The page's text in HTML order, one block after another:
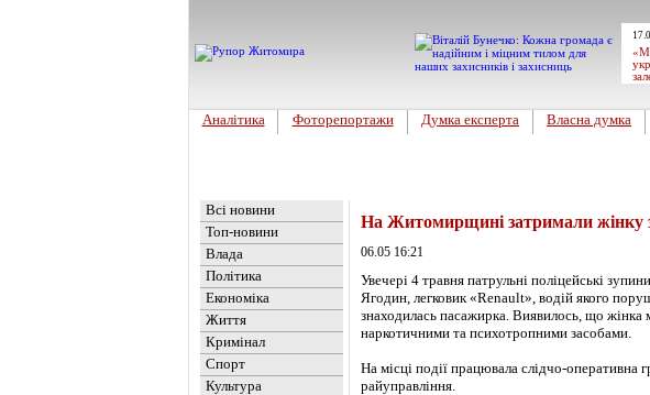
Аналітика Фоторепортажи Думка експерта Власна думка
Всі новини
Топ-новини
Влада
Політика
Економіка
Життя
Кримінал
Спорт
Культура
На Житомирщині затримали жінку
06.05 16:21
Увечері 4 травня патрульні поліцейські
Ягодин, легковик «Renault», водій якого
знаходилась пасажирка. Виявилось, що жінка
наркотичними та психотропними засобами.
На місці події працювала слідчо-оперативна
райуправління.